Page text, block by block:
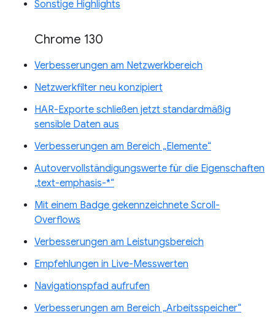
Sonstige Highlights
Chrome 130
Verbesserungen am Netzwerkbereich
Netzwerkfilter neu konzipiert
HAR-Exporte schließen jetzt standardmäßig
sensible Daten aus
Verbesserungen am Bereich „Elemente“
Autovervollständigungswerte für die Eigenschaften
„text-emphasis-*“
Mit einem Badge gekennzeichnete Scroll-
Overflows
Verbesserungen am Leistungsbereich
Empfehlungen in Live-Messwerten
Navigationspfad aufrufen
Verbesserungen am Bereich „Arbeitsspeicher“